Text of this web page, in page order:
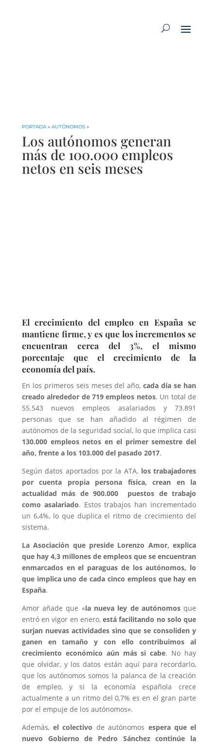
PORTADA» AUTÓNOMOS»
Los autónomos generan
más de 100.000 empleos
netos en seis meses
El crecimiento del empleo en España se
mantiene firme, y es que los incrementos se
encuentran cerca del 3%, el mismo
porcentaje que el crecimiento de la
economía del país.
En los primeros seis meses del año,cada día se han
creado alrededor de 719 empleos netos. Un total de
55.543 nuevos empleos asalariados y 73.891
personas que se han añadido al régimen de
autónomos de la seguridad social, lo que implica casi
130.000 empleos netos en el primer semestre del
año, frente a los 103.000 del pasado 2017.
Según datos aportados por la ATA, los trabajadores
por cuenta propia persona física, crean en la
actualidad más de 900.000 puestos de trabajo
como asalariado. Estos trabajos han incrementado
un 6,4%, lo que duplica el ritmo de crecimiento del
sistema.
La Asociación que preside Lorenzo Amor, explica
que hay 4,3 millones de empleos que se encuentran
enmarcados en el paraguas de los autónomos, lo
que implica uno de cada cinco empleos que hay en
España.
Amor añade que «la nueva ley de autónomosque
entró en vigor en enero,está facilitando no solo que
surjan nuevas actividades sino que se consoliden y
ganen en tamaño y con ello contribuimos al
crecimiento económico aún más si cabe. No hay
que olvidar, y los datos están aquí para recordarlo,
que los autónomos somos la palanca de la creación
de empleo, y si la economía española crece
actualmente a un ritmo del 0,7% es en el gran parte
por el empuje de los autónomos».
Además,el colectivo de autónomos espera que el
nuevo Gobierno de Pedro Sánchez continúe la